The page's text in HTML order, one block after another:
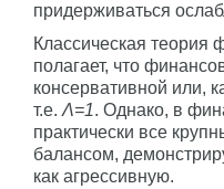
придерживаться
Классическая теория
полагает, что
консервативной или,
т.е.Λ=1. Однако, в
практически все
балансом,
как агрессивную.